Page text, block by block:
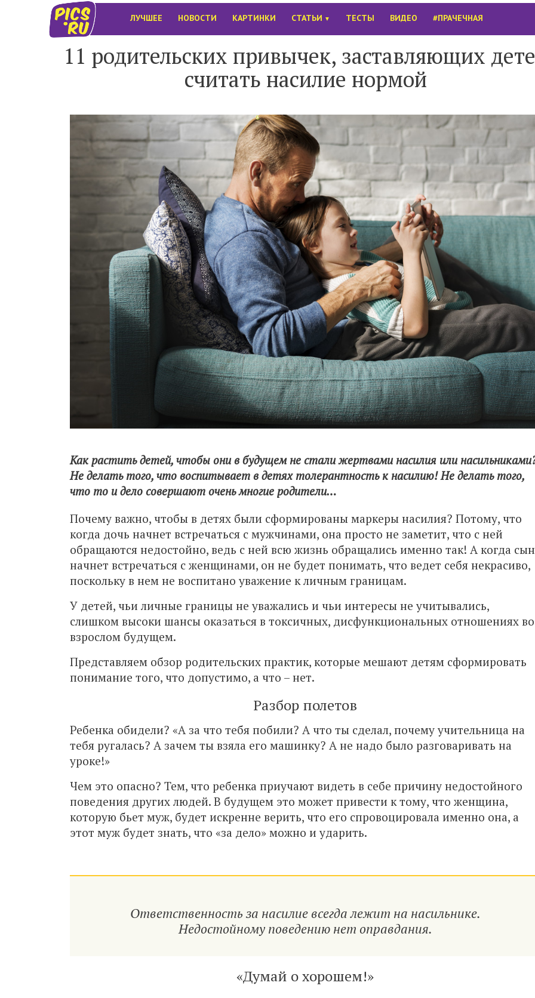
ЛУЧШЕЕ НОВОСТИ КАРТИНКИ СТАТЬИ ▼ ТЕСТЫ ВИДЕО #ПРАЧЕЧНАЯ
11 родительских привычек, заставляющих
считать насилие нормой
Как растить детей, чтобы они в будущем не стали жертвами насилия или
Не делать того, что воспитывает в детях толерантность к насилию! Не делать того,
что то и дело совершают очень многие родители…
Почему важно, чтобы в детях были сформированы маркеры насилия? Потому, что
когда дочь начнет встречаться с мужчинами, она просто не заметит, что с ней
обращаются недостойно, ведь с ней всю жизнь обращались именно так! А когда сын
начнет встречаться с женщинами, он не будет понимать, что ведет себя некрасиво,
поскольку в нем не воспитано уважение к личным границам.
У детей, чьи личные границы не уважались и чьи интересы не учитывались,
слишком высоки шансы оказаться в токсичных, дисфункциональных отношениях во
взрослом будущем.
Представляем обзор родительских практик, которые мешают детям сформировать
понимание того, что допустимо, а что – нет.
Разбор полетов
Ребенка обидели? «А за что тебя побили? А что ты сделал, почему учительница на
тебя ругалась? А зачем ты взяла его машинку? А не надо было разговаривать на
уроке!»
Чем это опасно? Тем, что ребенка приучают видеть в себе причину недостойного
поведения других людей. В будущем это может привести к тому, что женщина,
которую бьет муж, будет искренне верить, что его спровоцировала именно она, а
этот муж будет знать, что «за дело» можно и ударить.
Ответственность за насилие всегда лежит на насильнике.
Недостойному поведению нет оправдания.
«Думай о хорошем!»